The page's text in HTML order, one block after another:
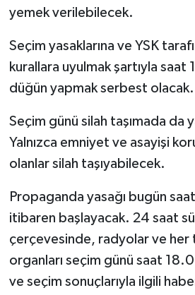
yemek verilebilecek.
Seçim yasaklarına ve YSK
kurallara uyulmak şartıyla
düğün yapmak serbest olacak.
Seçim günü silah taşımada da
Yalnızca emniyet ve asayişi
olanlar silah taşıyabilecek.
Propaganda yasağı bugün
itibaren başlayacak. 24 saat
çerçevesinde, radyolar ve her
organları seçim günü saat
ve seçim sonuçlarıyla ilgili